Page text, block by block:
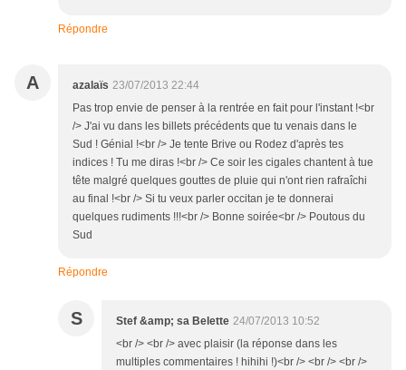
Répondre
A azalaïs 23/07/2013 22:44
Pas trop envie de penser à la rentrée en fait pour l'instant !<br
/> J'ai vu dans les billets précédents que tu venais dans le
Sud ! Génial !<br /> Je tente Brive ou Rodez d'après tes
indices ! Tu me diras !<br /> Ce soir les cigales chantent à tue
tête malgré quelques gouttes de pluie qui n'ont rien rafraîchi
au final !<br /> Si tu veux parler occitan je te donnerai
quelques rudiments !!!<br /> Bonne soirée<br /> Poutous du
Sud
Répondre
S Stef &amp; sa Belette 24/07/2013 10:52
<br /> <br /> avec plaisir (la réponse dans les
multiples commentaires ! hihihi !)<br /> <br /> <br />